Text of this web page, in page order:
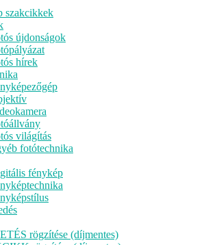
szakcikkek
újdonságok
hírek
világítás
fotótechnika
fénykép
rögzítése (díjmentes)